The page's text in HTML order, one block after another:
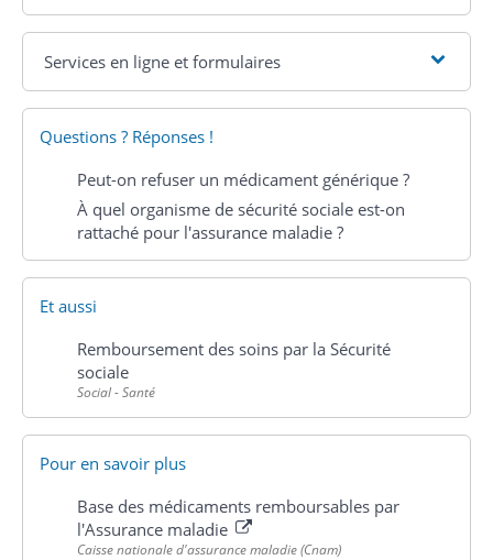
Services en ligne et formulaires
Questions ? Réponses !
Peut-on refuser un médicament générique ?
À quel organisme de sécurité sociale est-on
rattaché pour l'assurance maladie ?
Et aussi
Remboursement des soins par la Sécurité
sociale
Social - Santé
Pour en savoir plus
Base des médicaments remboursables par
l'Assurance maladie
Caisse nationale d'assurance maladie (Cnam)